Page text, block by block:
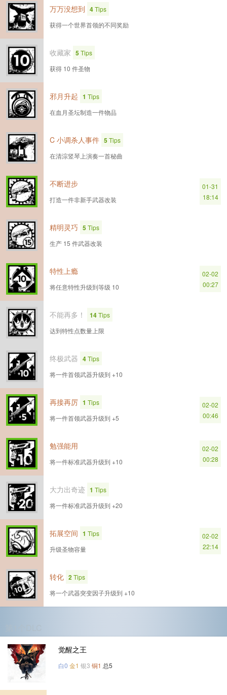
万万没想到 4Tips
获得一个世界首领的不同奖励
收藏家 5Tips
获得 10 件圣物
邪月升起 1 Tips
在血月圣坛制造一件物品
C 小调杀人事件 5Tips
在清淙竖琴上演奏一首秘曲
不断进步
打造一件非新手武器改装
01-31
18:14
精明灵巧 5Tips
生产 15 件武器改装
特性上瘾
将任意特性升级到等级 10
02-02
00:27
不能再多！ 14Tips
达到特性点数量上限
终极武器 4Tips
将一件首领武器升级到 +10
再接再厉 1 Tips
将一件首领武器升级到 +5
02-02
00:46
勉强能用
将一件标准武器升级到 +10
02-02
00:28
大力出奇迹 1 Tips
将一件标准武器升级到 +20
拓展空间 1 Tips
升级圣物容量
02-02
22:14
转化 2Tips
将一个武器突变因子升级到 +10
觉醒之王
白0 金1 银3 铜1 总5